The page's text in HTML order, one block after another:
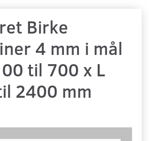
Birke
4 mm i mål
til 700 x L
2400 mm